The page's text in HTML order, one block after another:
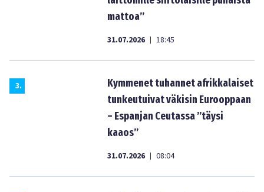
mattoa”
31.07.2026 | 18:45
3.
Kymmenet tuhannet afrikkalaiset
tunkeutuivat väkisin Eurooppaan
– Espanjan Ceutassa ”täysi
kaaos”
31.07.2026 | 08:04